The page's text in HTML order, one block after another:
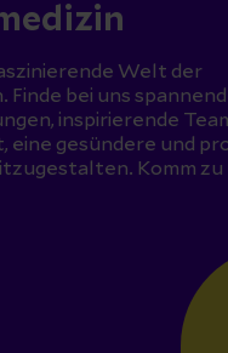
Welt der
Finde bei uns
inspirierende
eine gesündere und
Komm zu